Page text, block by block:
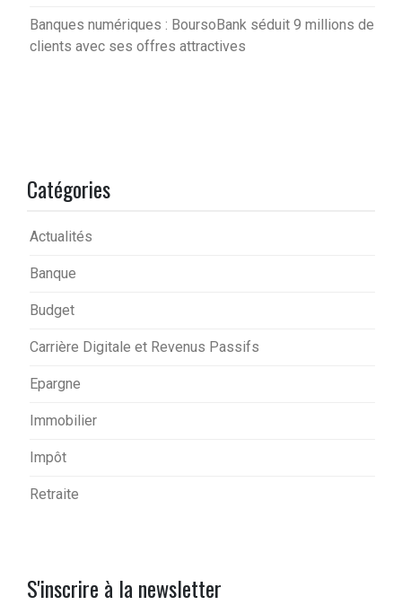
Banques numériques : BoursoBank séduit 9 millions de
clients avec ses offres attractives
Catégories
Actualités
Banque
Budget
Carrière Digitale et Revenus Passifs
Epargne
Immobilier
Impôt
Retraite
S'inscrire à la newsletter